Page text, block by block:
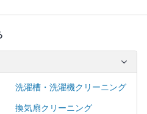
洗濯槽・洗濯機クリーニング
換気扇クリーニング